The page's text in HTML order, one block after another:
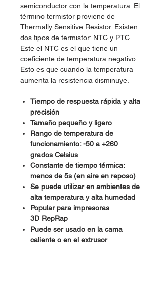
semiconductor con la temperatura. El
término termistor proviene de
Thermally Sensitive Resistor. Existen
dos tipos de termistor: NTC y PTC.
Este el NTC es el que tiene un
coeficiente de temperatura negativo.
Esto es que cuando la temperatura
aumenta la resistencia disminuye.
Tiempo de respuesta rápida y alta
precisión
Tamaño pequeño y ligero
Rango de temperatura de
funcionamiento: -50 a +260
grados Celsius
Constante de tiempo térmica:
menos de 5s (en aire en reposo)
Se puede utilizar en ambientes de
alta temperatura y alta humedad
Popular para impresoras
3D RepRap
Puede ser usado en la cama
caliente o en el extrusor